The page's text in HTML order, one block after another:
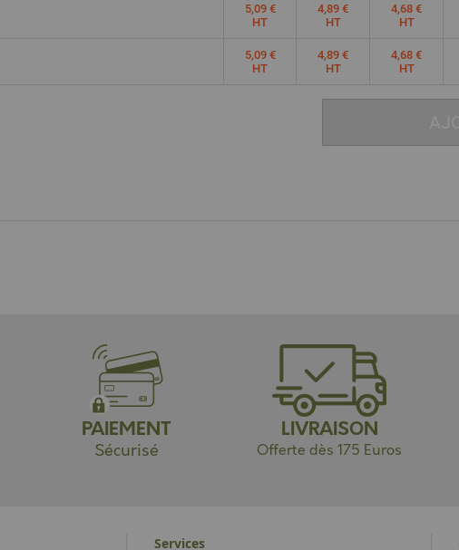
5,09 €
HT
4,89 €
HT
4,68 €
HT
5,09 €
HT
4,89 €
HT
4,68 €
HT
PAIEMENT
Sécurisé
LIVRAISON
Offerte dès 175 Euros
Services